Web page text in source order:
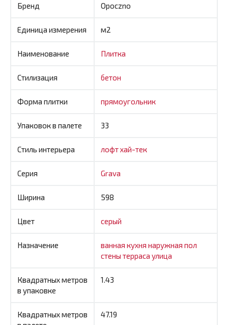
Бренд Opoczno
Единица измерения м2
Наименование Плитка
Стилизация бетон
Форма плитки прямоугольник
Упаковок в палете 33
Стиль интерьера лофтхай-тек
Серия Grava
Ширина 598
Цвет серый
Назначение ванная кухня наружная пол
стены терраса улица
Квадратных метров
в упаковке
1.43
Квадратных метров
47.19